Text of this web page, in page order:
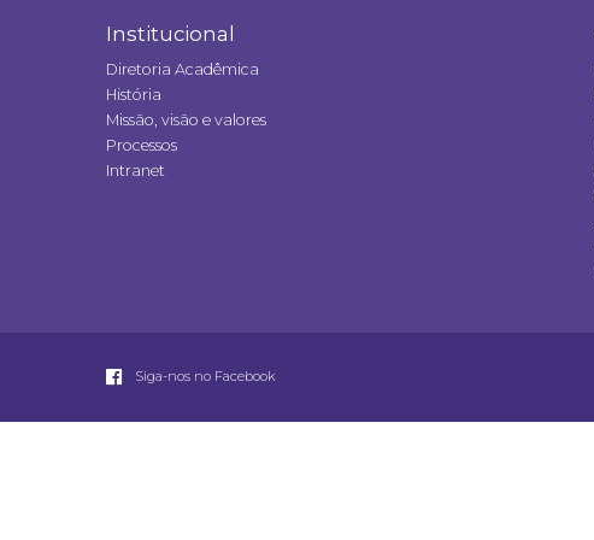
Institucional
Diretoria Acadêmica
História
Missão, visão e valores
Processos
Intranet
Siga-nos no Facebook